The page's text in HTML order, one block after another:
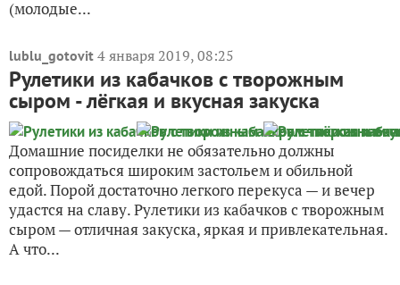
(молодые...
lublu_gotovit 4 января 2019, 08:25
Рулетики из кабачков с творожным
сыром - лёгкая и вкусная закуска
Домашние посиделки не обязательно должны
сопровождаться широким застольем и обильной
едой. Порой достаточно легкого перекуса — и вечер
удастся на славу. Рулетики из кабачков с творожным
сыром — отличная закуска, яркая и привлекательная.
А что...